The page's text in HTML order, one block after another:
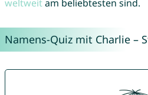
weltweitam beliebtesten sind.
Namens-Quiz mit Charlie –